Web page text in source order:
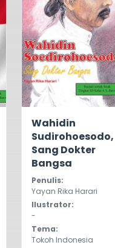
Wahidin
Sudirohoesodo,
Sang Dokter
Bangsa
Penulis:
Yayan Rika Harari
Ilustrator:
-
Tema:
Tokoh Indonesia